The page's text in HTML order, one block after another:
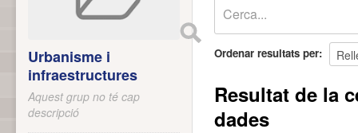
Ordenar resultats per
Resultat de la
dades
Urbanisme i
infraestructures
Aquest grup no té cap
descripció